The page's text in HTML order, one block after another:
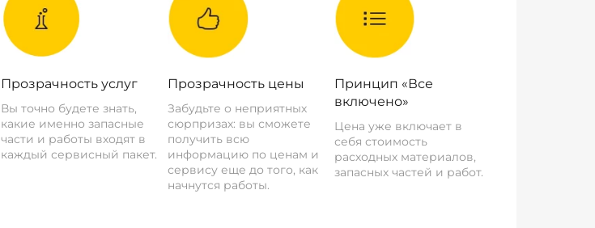
Прозрачность услуг
Вы точно будете знать,
какие именно запасные
части и работы входят в
каждый сервисный пакет.
Прозрачность цены
Забудьте о неприятных
сюрпризах: вы сможете
получить всю
информацию по ценам и
сервису еще до того, как
начнутся работы.
Принцип «Все
включено»
Цена уже включает в
себя стоимость
расходных материалов,
запасных частей и работ.